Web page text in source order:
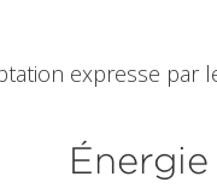
expresse par
Énergie